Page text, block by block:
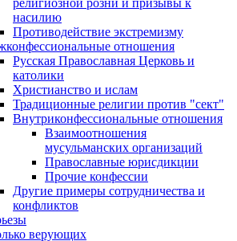
религиозной розни и призывы к
насилию
Противодействие экстремизму
отношения
Русская Православная Церковь и
католики
Христианство и ислам
Традиционные религии против "сект"
Внутриконфессиональные отношения
Взаимоотношения
мусульманских организаций
Православные юрисдикции
Прочие конфессии
Другие примеры сотрудничества и
конфликтов
верующих